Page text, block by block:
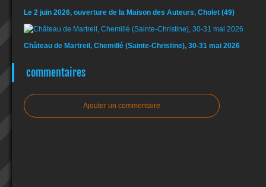
Le 2 juin 2026, ouverture de la Maison des Auteurs, Cholet (49)
Château de Martreil, Chemillé (Sainte-Christine), 30-31 mai 2026
commentaires
Ajouter un commentaire